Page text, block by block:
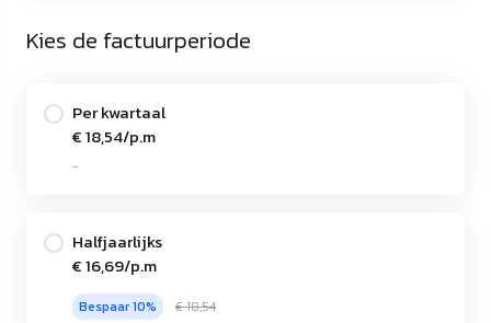
Kies de factuurperiode
Per kwartaal
€ 18,54/p.m
-
Halfjaarlijks
€ 16,69/p.m
Bespaar 10% € 18,54